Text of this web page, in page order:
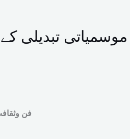
موسمیاتی تبدیلی
فن